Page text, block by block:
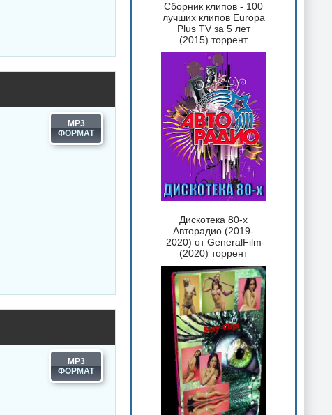
MP3
MP3
Сборник клипов - 100
лучших клипов Europa
Plus TV за 5 лет
(2015) торрент
Дискотека 80-х
Авторадио (2019-
2020) от GeneralFilm
(2020) торрент